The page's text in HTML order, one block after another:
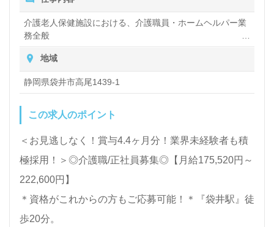
く＊
LINE、メール、お電話などご希望に応じてお問い合
わせ/ご相談可能です。転職相談、求人紹介、年収交
渉など完全無料サービスをご利用いただけます。＜非
転職活動！お問い合わせお待ちしております。
介護老人保健施設における、介護職員・ホームヘルパー業
務全般
入浴や排せつ、食事などの身体的サポートや、買い物や掃
除、洗濯など日常生活のサポートなど
地域
静岡県袋井市高尾1439-1
この求人のポイント
＜お見逃しなく！賞与4.4ヶ月分！業界未経験者も積
極採用！＞◎介護職/正社員募集◎【月給175,520円～
222,600円】
＊資格がこれからの方もご応募可能！＊『袋井駅』徒
歩20分。